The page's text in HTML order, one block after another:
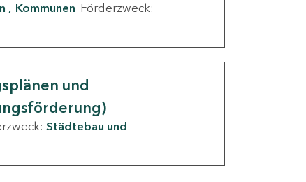
Kommunen Förderzweck:
und
Städtebau und